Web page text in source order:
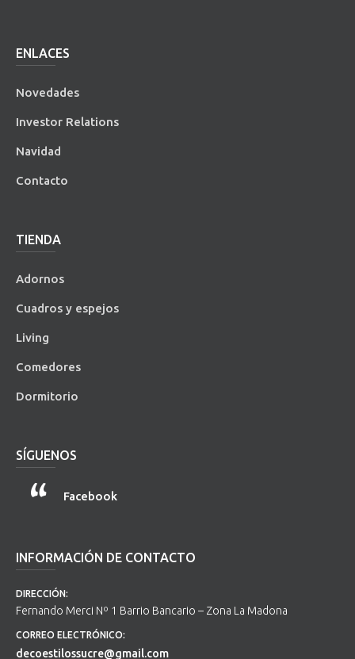
ENLACES
Novedades
Investor Relations
Navidad
Contacto
TIENDA
Adornos
Cuadros y espejos
Living
Comedores
Dormitorio
SÍGUENOS
Facebook
INFORMACIÓN DE CONTACTO
DIRECCIÓN:
Fernando Merci Nº 1 Barrio Bancario – Zona La Madona
CORREO ELECTRÓNICO:
decoestilossucre@gmail.com